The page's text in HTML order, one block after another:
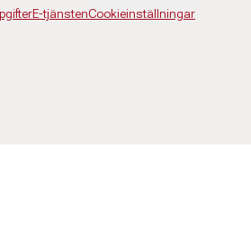
E-tjänstenCookieinställningar